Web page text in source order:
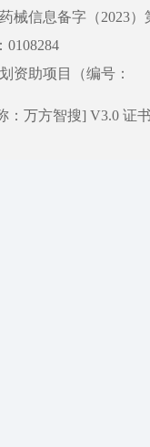
械信息备字（2023）
资助项目（编号：
：万方智搜] V3.0 证